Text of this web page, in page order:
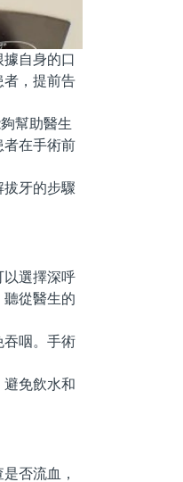
自身的口
者，提前告
幫助醫生
者在手術前
牙的步驟
選擇深呼
從醫生的
咽。手術
免飲水和
否流血，